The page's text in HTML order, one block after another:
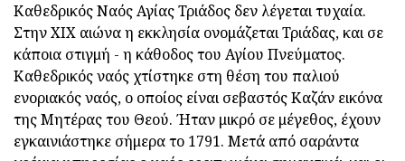
Καθεδρικός Ναός Αγίας Τριάδος δεν λέγεται τυχαία.
Στην ΧΙΧ αιώνα η εκκλησία ονομάζεται Τριάδας, και σε
κάποια στιγμή - η κάθοδος του Αγίου Πνεύματος.
Καθεδρικός ναός χτίστηκε στη θέση του παλιού
ενοριακός ναός, ο οποίος είναι σεβαστός Καζάν εικόνα
της Μητέρας του Θεού. Ήταν μικρό σε μέγεθος, έχουν
εγκαινιάστηκε σήμερα το 1791. Μετά από σαράντα